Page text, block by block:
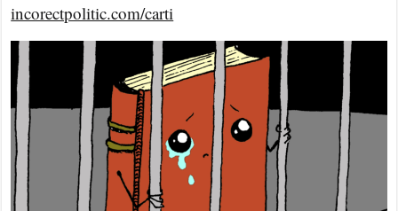
incorectpolitic.com/carti